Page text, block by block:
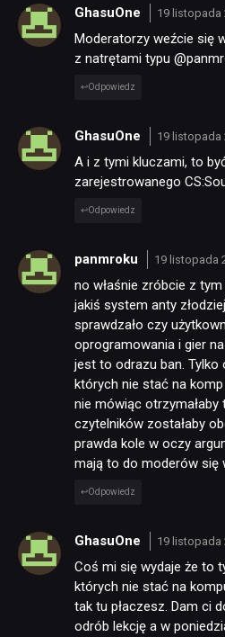
GhasuOne 19 listopada
Moderatorzy weźcie się
z natrętami typu
Odpowiedz
GhasuOne 19 listopada
A i z tymi kluczami, to
zarejestrowanego
Odpowiedz
panmroku 19 listopada
no właśnie zróbcie z
jakiś system anty
sprawdzało czy
oprogramowania i gier
jest to odrazu ban. Tylko
których nie stać na
nie mówiąc otrzymałaby
czytelników zostałaby
prawda kole w oczy
mają to do moderów się
Odpowiedz
GhasuOne 19 listopada
Coś mi się wydaje że to
których nie stać na
tak tu płaczesz. Dam ci
odrób lekcję a w